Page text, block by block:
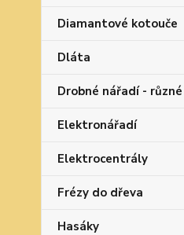
Diamantové kotouče
Dláta
Drobné nářadí - různé
Elektronářadí
Elektrocentrály
Frézy do dřeva
Hasáky